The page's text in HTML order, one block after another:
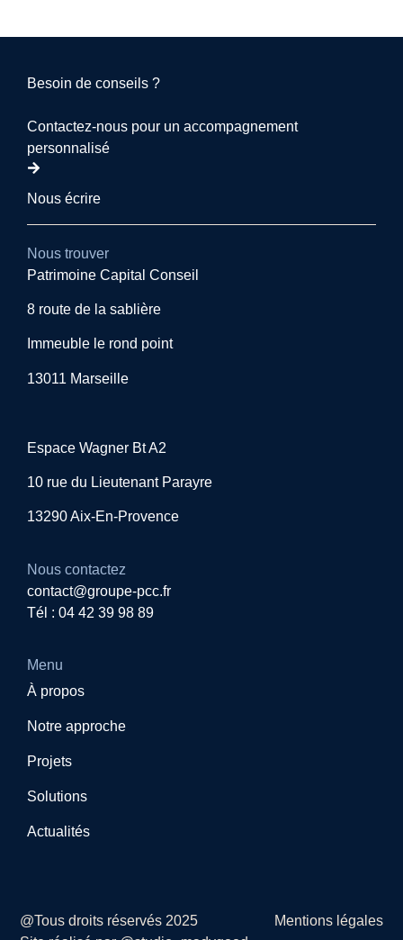
Besoin de conseils ?
Contactez-nous pour un accompagnement
personnalisé
Nous écrire
Nous trouver
Patrimoine Capital Conseil
8 route de la sablière
Immeuble le rond point
13011 Marseille
Espace Wagner Bt A2
10 rue du Lieutenant Parayre
13290 Aix-En-Provence
Nous contactez
contact@groupe-pcc.fr
Tél : 04 42 39 98 89
Menu
À propos
Notre approche
Projets
Solutions
Actualités
@Tous droits réservés 2025
Mentions légales